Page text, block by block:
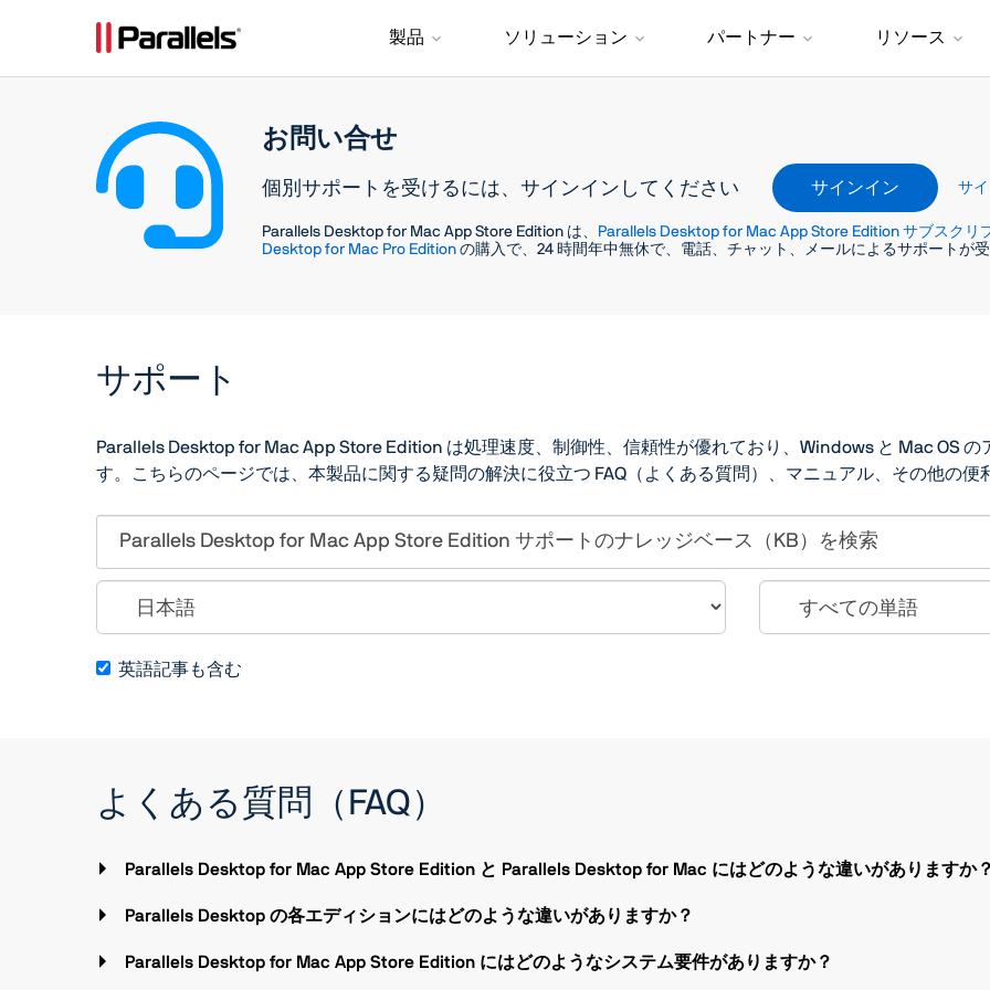
製品 ソリューション パートナー リソース
お問い合せ
個別サポートを受けるには、サインインしてください サインイン サ
Parallels Desktop for Mac App Store Edition は、
Parallels Desktop for Mac App Store Edition サブスクリ
Desktop for Mac Pro Edition の購入で、24 時間年中無休で、電話、チャット、メールによるサポートが
サポート
Parallels Desktop for Mac App Store Edition は処理速度、制御性、信頼性が優れており、Windows と Mac OS
す。こちらのページでは、本製品に関する疑問の解決に役立つ FAQ（よくある質問）、マニュアル、その他の便
英語記事も含む
よくある質問（FAQ）
Parallels Desktop for Mac App Store Edition と Parallels Desktop for Mac にはどのような違いがありますか
Parallels Desktop の各エディションにはどのような違いがありますか？
Parallels Desktop for Mac App Store Edition にはどのようなシステム要件がありますか？